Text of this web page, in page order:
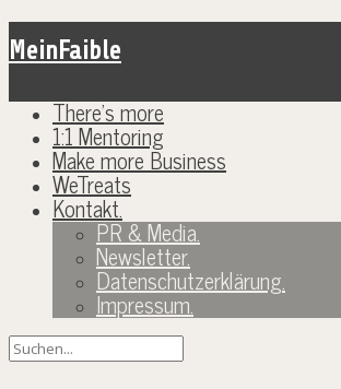
MeinFaible
There’s more
1:1 Mentoring
Make more Business
WeTreats
Kontakt.
PR & Media.
Newsletter.
Datenschutzerklärung.
Impressum.